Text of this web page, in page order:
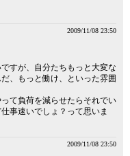
2009/11/08 23:50
すが、自分たちもっと大変な
、もっと働け、といった雰囲
て負荷を減らせたらそれでい
事速いでしょ？って思いま
2009/11/08 23:50